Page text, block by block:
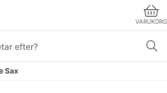
VARUKORG
Sax